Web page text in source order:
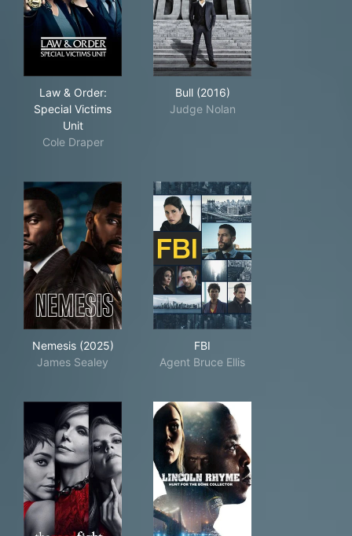
Law & Order:
Special Victims
Unit
Cole Draper
Bull (2016)
Judge Nolan
Nemesis (2025)
James Sealey
FBI
Agent Bruce Ellis